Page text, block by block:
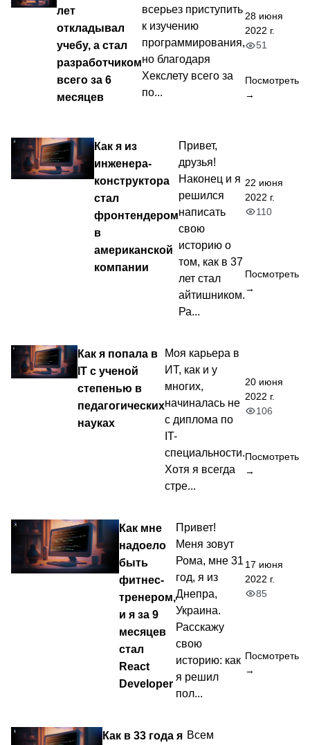
лет
откладывал
учебу, а стал
разработчиком
всего за 6
месяцев
всерьез приступить
к изучению
программирования,
но благодаря
Хекслету всего за
по...
28 июня
2022 г.
51
Посмотреть
→
Как я из
инженера-
конструктора
стал
фронтендером
в
американской
компании
Привет,
друзья!
Наконец и я
решился
написать
свою
историю о
том, как в 37
лет стал
айтишником.
Ра...
22 июня
2022 г.
110
Посмотреть
→
Как я попала в
IT с ученой
степенью в
педагогических
науках
Моя карьера в
ИТ, как и у
многих,
начиналась не
с диплома по
IT-
специальности.
Хотя я всегда
стре...
20 июня
2022 г.
106
Посмотреть
→
Как мне
надоело
быть
фитнес-
тренером,
и я за 9
месяцев
стал
React
Developer
Привет!
Меня зовут
Рома, мне 31
год, я из
Днепра,
Украина.
Расскажу
свою
историю: как
я решил
пол...
17 июня
2022 г.
85
Посмотреть
→
Как в 33 года я Всем